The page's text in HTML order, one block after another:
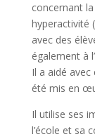
concernant
hyperactivité
avec des
également à
Il a aidé
été mis en
Il utilise ses
l’école et sa